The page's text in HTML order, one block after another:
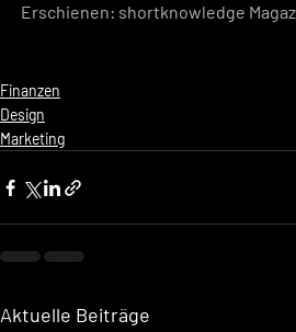
Erschienen: shortknowledge
Finanzen
Design
Marketing
Aktuelle Beiträge